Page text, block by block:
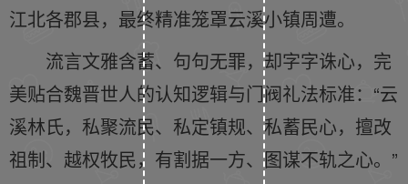
江北各郡县，最终精准笼罩云溪小镇周遭。
流言文雅含蓄、句句无罪，却字字诛心，完
美贴合魏晋世人的认知逻辑与门阀礼法标准：“云
溪林氏，私聚流民、私定镇规、私蓄民心，擅改
祖制、越权牧民，有割据一方、图谋不轨之心。”